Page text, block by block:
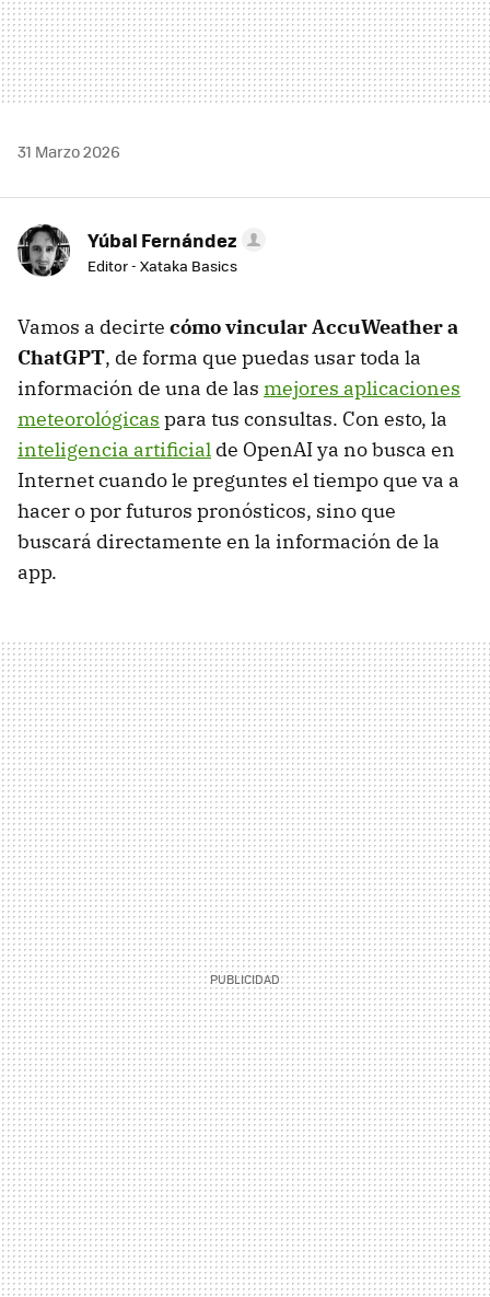
31 Marzo 2026
Yúbal Fernández
Editor - Xataka Basics
Vamos a decirte cómo vincular AccuWeather a
ChatGPT, de forma que puedas usar toda la
información de una de las mejores aplicaciones
meteorológicas para tus consultas. Con esto, la
inteligencia artificial de OpenAI ya no busca en
Internet cuando le preguntes el tiempo que va a
hacer o por futuros pronósticos, sino que
buscará directamente en la información de la
app.